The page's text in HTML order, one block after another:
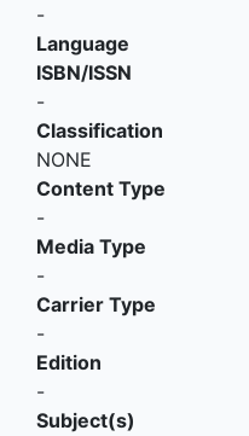
-
Language
ISBN/ISSN
-
Classification
NONE
Content Type
-
Media Type
-
Carrier Type
-
Edition
-
Subject(s)